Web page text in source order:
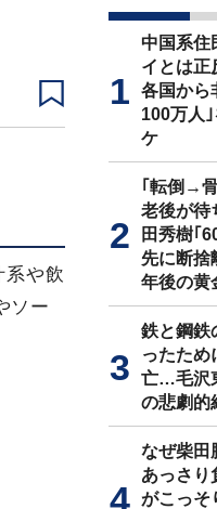
系や飲
ソー
中国系住
イとは
各国から
100万人
ケ
｢転倒→
老後が待
田秀樹｢
先に断捨
年後の黄
鉄と鋼鉄
ったため
亡…毛沢
の悲劇的
なぜ柴田
あっさ
がこっそ